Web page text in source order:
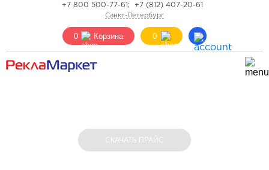
+7 800 500-77-61; +7 (812) 407-20-61
Санкт-Петербург
0 Корзина 0
СКАЧАТЬ ПРАЙС